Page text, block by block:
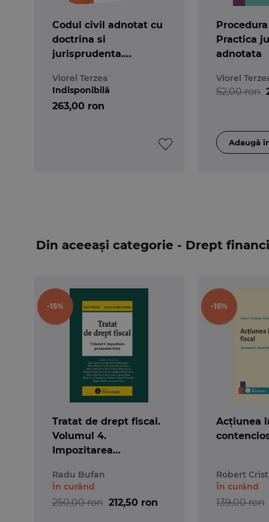
Codul civil adnotat cu
doctrina si
jurisprudenta.
Viorel Terzea
263,00 ron
Indisponibilă
Practica
adnotata
Viorel
52,00 ron
Din aceeași categorie - Drept
-15%
Tratat de drept fiscal.
Volumul 4.
Impozitarea
Radu Bufan
250,00 ron 212,50 ron
În curând
-15%
Acțiunea
Robert
139,00 ron
În curând